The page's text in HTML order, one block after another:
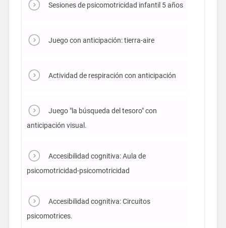
Sesiones de psicomotricidad infantil 5 años
Juego con anticipación: tierra-aire
Actividad de respiración con anticipación
Juego "la búsqueda del tesoro" con
anticipación visual.
Accesibilidad cognitiva: Aula de
psicomotricidad-psicomotricidad
Accesibilidad cognitiva: Circuitos
psicomotrices.